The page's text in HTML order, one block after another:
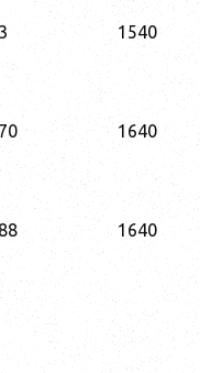
1540
1640
1640